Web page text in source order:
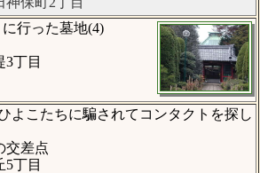
行った墓地(4)
丁目
よこたちに騙されてコンタクトを探し
交差点
丁目